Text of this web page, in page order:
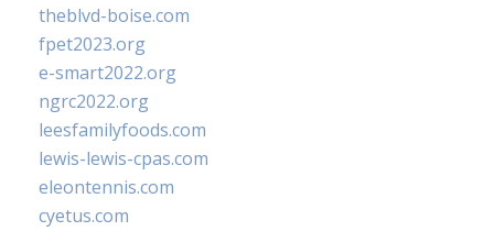
theblvd-boise.com
fpet2023.org
e-smart2022.org
ngrc2022.org
leesfamilyfoods.com
lewis-lewis-cpas.com
eleontennis.com
cyetus.com